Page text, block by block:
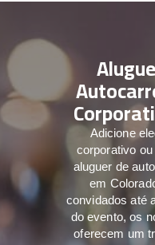
Adicione
corporativo
aluguer de
em
convidados até
do evento, os
oferecem um